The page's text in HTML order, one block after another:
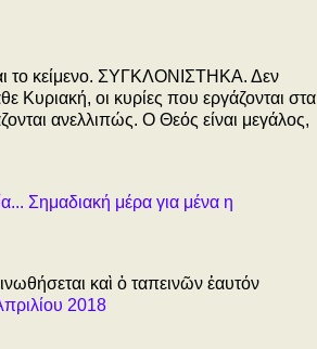
το κείμενο. ΣΥΓΚΛΟΝΙΣΤΗΚΑ. Δεν
οι κυρίες που εργάζονται στα
ανελλιπώς. Ο Θεός είναι μεγάλος,
Σημαδιακή μέρα για μένα η
καὶ ὁ ταπεινῶν ἑαυτόν
2018